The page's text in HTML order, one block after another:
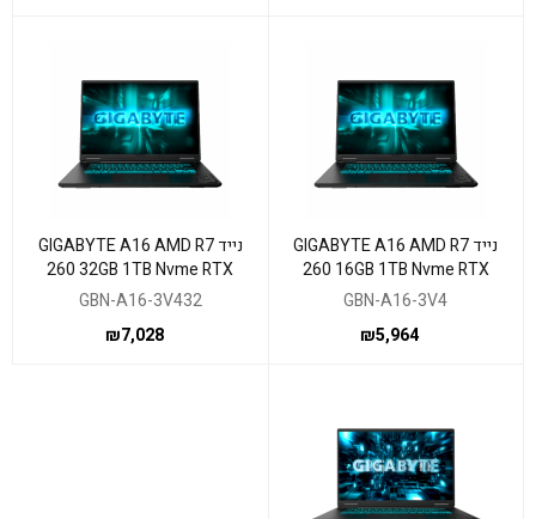
נייד GIGABYTE A16 AMD R7
260 16GB 1TB Nvme RTX
5060 8GB IPS 3VH
GBN-A16-3V4
₪5,964
נייד GIGABYTE A16 AMD R7
260 32GB 1TB Nvme RTX
5060 8GB IPS 3VH
GBN-A16-3V432
₪7,028